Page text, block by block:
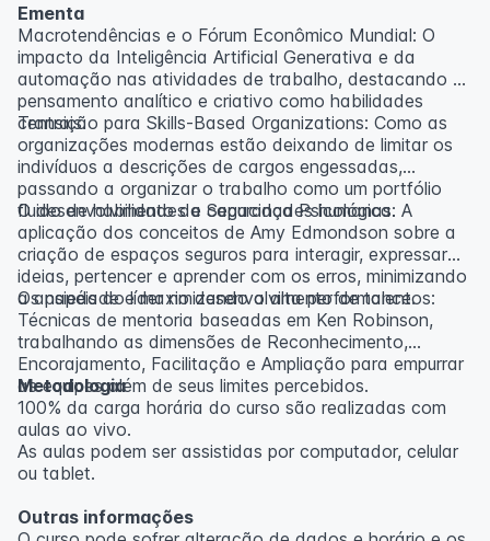
Ementa
Macrotendências e o Fórum Econômico Mundial: O
impacto da Inteligência Artificial Generativa e da
automação nas atividades de trabalho, destacando o
pensamento analítico e criativo como habilidades
centrais.
Transição para Skills-Based Organizations: Como as
organizações modernas estão deixando de limitar os
indivíduos a descrições de cargos engessadas,
passando a organizar o trabalho como um portfólio
fluido de habilidades e capacidades humanas.
O desenvolvimento da Segurança Psicológica: A
aplicação dos conceitos de Amy Edmondson sobre a
criação de espaços seguros para interagir, expressar
ideias, pertencer e aprender com os erros, minimizando
a ansiedade e maximizando a alta performance.
Os papéis do líder no desenvolvimento de talentos:
Técnicas de mentoria baseadas em Ken Robinson,
trabalhando as dimensões de Reconhecimento,
Encorajamento, Facilitação e Ampliação para empurrar
as equipes além de seus limites percebidos.
Metodologia
100% da carga horária do curso são realizadas com
aulas ao vivo.
As aulas podem ser assistidas por computador, celular
ou tablet.
Outras informações